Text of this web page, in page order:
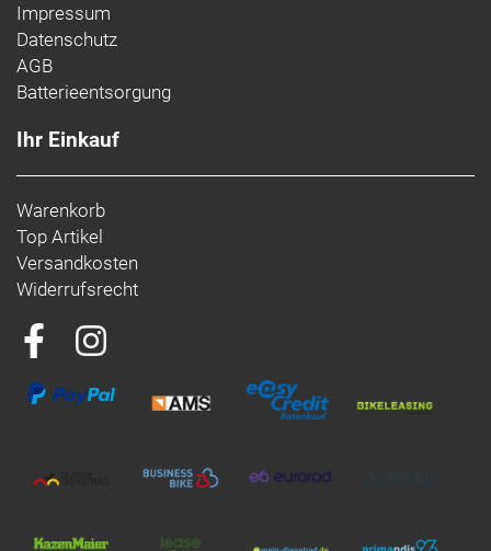
Impressum
Datenschutz
AGB
Batterieentsorgung
Ihr Einkauf
Warenkorb
Top Artikel
Versandkosten
Widerrufsrecht